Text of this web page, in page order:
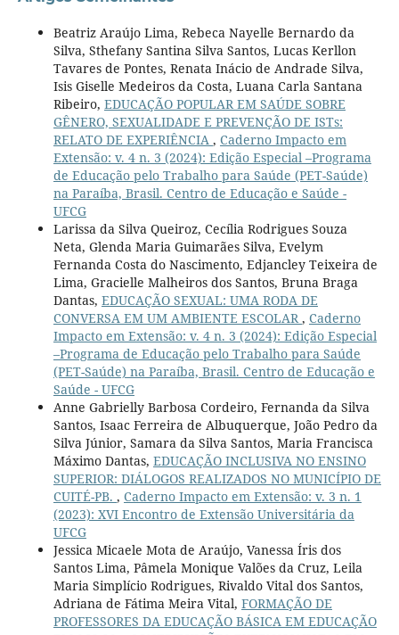
Beatriz Araújo Lima, Rebeca Nayelle Bernardo da
Silva, Sthefany Santina Silva Santos, Lucas Kerllon
Tavares de Pontes, Renata Inácio de Andrade Silva,
Isis Giselle Medeiros da Costa, Luana Carla Santana
Ribeiro, EDUCAÇÃO POPULAR EM SAÚDE SOBRE
GÊNERO, SEXUALIDADE E PREVENÇÃO DE ISTs:
RELATO DE EXPERIÊNCIA , Caderno Impacto em
Extensão: v. 4 n. 3 (2024): Edição Especial –Programa
de Educação pelo Trabalho para Saúde (PET-Saúde)
na Paraíba, Brasil. Centro de Educação e Saúde -
UFCG
Larissa da Silva Queiroz, Cecília Rodrigues Souza
Neta, Glenda Maria Guimarães Silva, Evelym
Fernanda Costa do Nascimento, Edjancley Teixeira de
Lima, Gracielle Malheiros dos Santos, Bruna Braga
Dantas, EDUCAÇÃO SEXUAL: UMA RODA DE
CONVERSA EM UM AMBIENTE ESCOLAR , Caderno
Impacto em Extensão: v. 4 n. 3 (2024): Edição Especial
–Programa de Educação pelo Trabalho para Saúde
(PET-Saúde) na Paraíba, Brasil. Centro de Educação e
Saúde - UFCG
Anne Gabrielly Barbosa Cordeiro, Fernanda da Silva
Santos, Isaac Ferreira de Albuquerque, João Pedro da
Silva Júnior, Samara da Silva Santos, Maria Francisca
Máximo Dantas, EDUCAÇÃO INCLUSIVA NO ENSINO
SUPERIOR: DIÁLOGOS REALIZADOS NO MUNICÍPIO DE
CUITÉ-PB. , Caderno Impacto em Extensão: v. 3 n. 1
(2023): XVI Encontro de Extensão Universitária da
UFCG
Jessica Micaele Mota de Araújo, Vanessa Íris dos
Santos Lima, Pâmela Monique Valões da Cruz, Leila
Maria Simplício Rodrigues, Rivaldo Vital dos Santos,
Adriana de Fátima Meira Vital, FORMAÇÃO DE
PROFESSORES DA EDUCAÇÃO BÁSICA EM EDUCAÇÃO